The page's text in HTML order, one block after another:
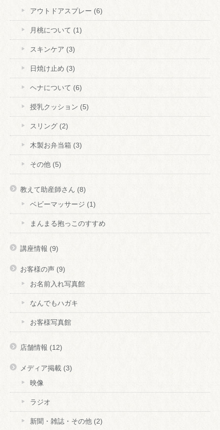
アウトドアスプレー (6)
月桃について (1)
スキンケア (3)
日焼け止め (3)
ヘナについて (6)
授乳クッション (5)
スリング (2)
木製お弁当箱 (3)
その他 (5)
教えて助産師さん (8)
ベビーマッサージ (1)
まんまる抱っこのすすめ
講座情報 (9)
お客様の声 (9)
お名前入れ写真館
なんでもハガキ
お客様写真館
店舗情報 (12)
メディア掲載 (3)
映像
ラジオ
新聞・雑誌・その他 (2)